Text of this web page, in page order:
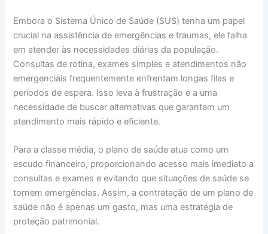
Embora o Sistema Único de Saúde (SUS) tenha um papel
crucial na assistência de emergências e traumas, ele falha
em atender às necessidades diárias da população.
Consultas de rotina, exames simples e atendimentos não
emergenciais frequentemente enfrentam longas filas e
períodos de espera. Isso leva à frustração e a uma
necessidade de buscar alternativas que garantam um
atendimento mais rápido e eficiente.
Para a classe média, o plano de saúde atua como um
escudo financeiro, proporcionando acesso mais imediato a
consultas e exames e evitando que situações de saúde se
tornem emergências. Assim, a contratação de um plano de
saúde não é apenas um gasto, mas uma estratégia de
proteção patrimonial.